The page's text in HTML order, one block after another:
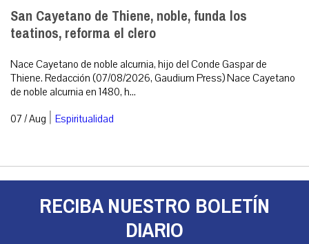
San Cayetano de Thiene, noble, funda los
teatinos, reforma el clero
Nace Cayetano de noble alcurnia, hijo del Conde Gaspar de
Thiene. Redacción (07/08/2026, Gaudium Press) Nace Cayetano
de noble alcurnia en 1480, h...
07 / Aug | Espiritualidad
RECIBA NUESTRO BOLETÍN
DIARIO